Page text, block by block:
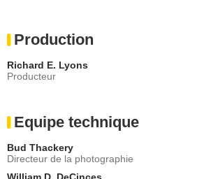
Production
Richard E. Lyons
Producteur
Equipe technique
Bud Thackery
Directeur de la photographie
William D. DeCinces